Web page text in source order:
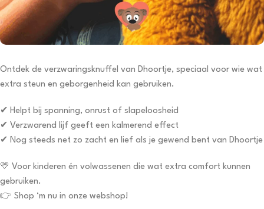
Ontdek de verzwaringsknuffel van Dhoortje, speciaal voor wie wat
extra steun en geborgenheid kan gebruiken.
✔ Helpt bij spanning, onrust of slapeloosheid
✔ Verzwarend lijf geeft een kalmerend effect
✔ Nog steeds net zo zacht en lief als je gewend bent van Dhoortje
💛 Voor kinderen én volwassenen die wat extra comfort kunnen
gebruiken.
👉 Shop ‘m nu in onze webshop!